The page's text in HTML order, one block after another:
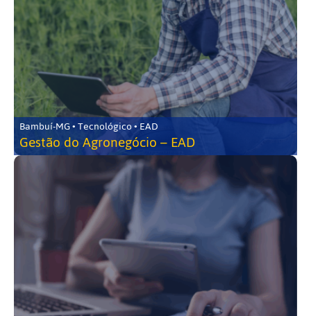
Bambuí-MG • Tecnológico • EAD
Gestão do Agronegócio – EAD